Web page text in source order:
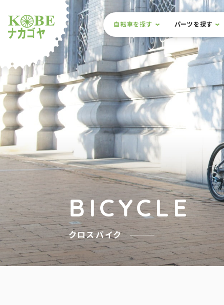
ショップナカゴヤ
サイト内メニュー
本文までスキップ
自転車を探す パーツを探す
BICYCLE
クロスバイク